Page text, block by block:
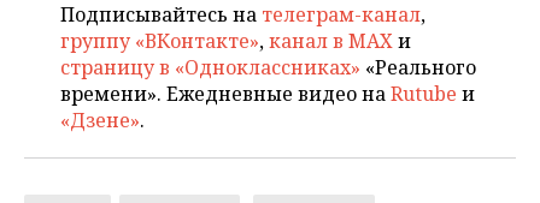
Подписывайтесь на телеграм-канал,
группу «ВКонтакте»,канал в MAXи
страницу в «Одноклассниках» «Реального
времени». Ежедневные видео наRutube и
«Дзене».